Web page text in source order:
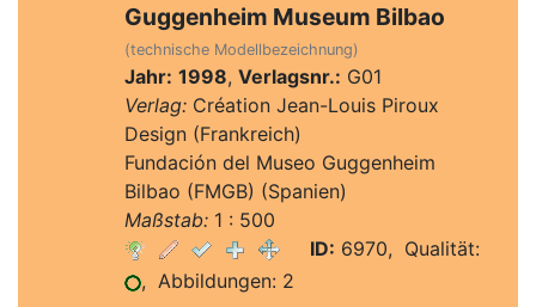
Guggenheim Museum Bilbao
(technische Modellbezeichnung)
Jahr: 1998, Verlagsnr.: G01
Verlag:Création Jean-Louis Piroux
Design (Frankreich)
Fundación del Museo Guggenheim
Bilbao (FMGB) (Spanien)
Maßstab:1 : 500
ID: 6970, Qualität:
, Abbildungen: 2